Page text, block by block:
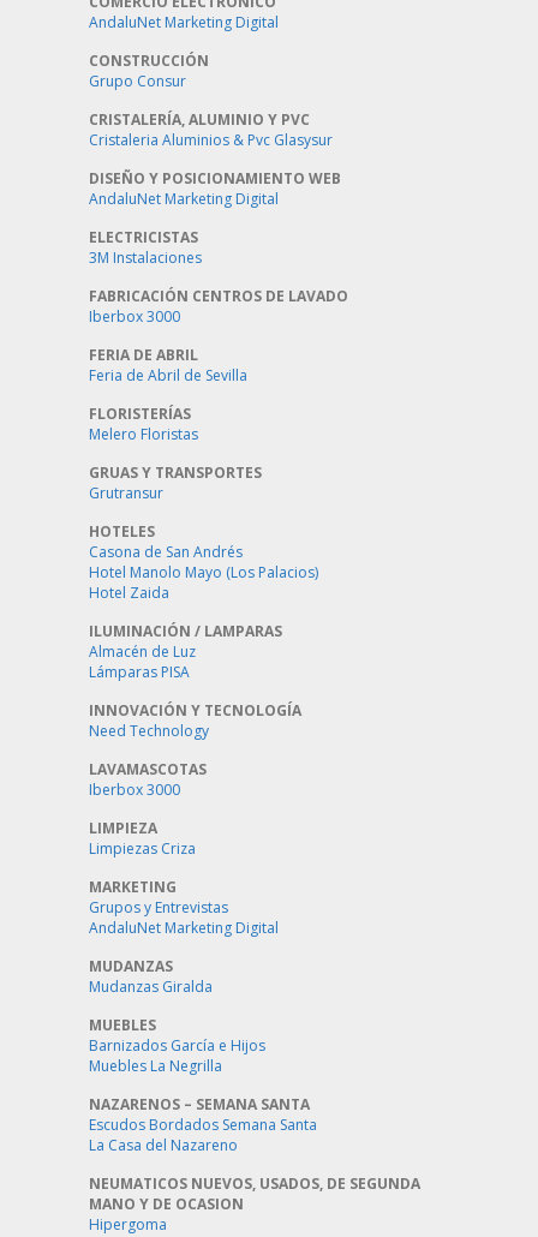
AndaluNet Marketing Digital
CONSTRUCCIÓN
Grupo Consur
CRISTALERÍA, ALUMINIO Y PVC
Cristaleria Aluminios & Pvc Glasysur
DISEÑO Y POSICIONAMIENTO WEB
AndaluNet Marketing Digital
ELECTRICISTAS
3M Instalaciones
FABRICACIÓN CENTROS DE LAVADO
Iberbox 3000
FERIA DE ABRIL
Feria de Abril de Sevilla
FLORISTERÍAS
Melero Floristas
GRUAS Y TRANSPORTES
Grutransur
HOTELES
Casona de San Andrés
Hotel Manolo Mayo (Los Palacios)
Hotel Zaida
ILUMINACIÓN / LAMPARAS
Almacén de Luz
Lámparas PISA
INNOVACIÓN Y TECNOLOGÍA
Need Technology
LAVAMASCOTAS
Iberbox 3000
LIMPIEZA
Limpiezas Criza
MARKETING
Grupos y Entrevistas
AndaluNet Marketing Digital
MUDANZAS
Mudanzas Giralda
MUEBLES
Barnizados García e Hijos
Muebles La Negrilla
NAZARENOS – SEMANA SANTA
Escudos Bordados Semana Santa
La Casa del Nazareno
NEUMATICOS NUEVOS, USADOS, DE SEGUNDA
MANO Y DE OCASION
Hipergoma